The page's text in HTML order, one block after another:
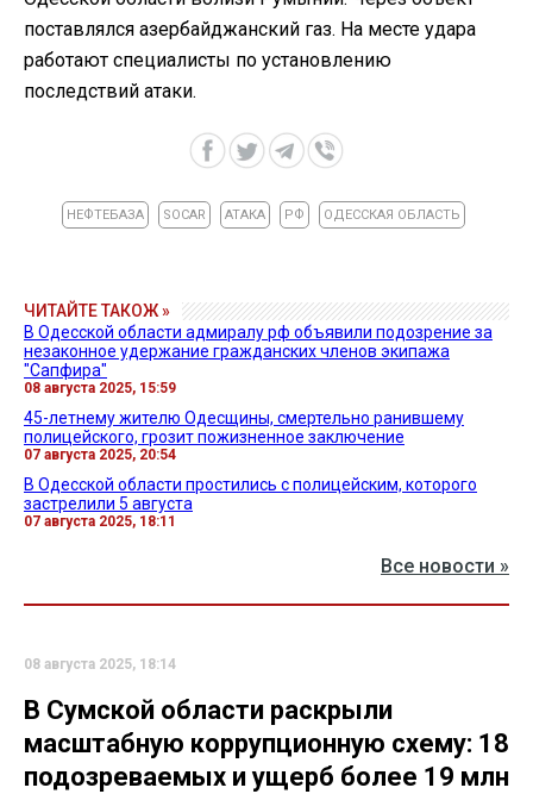
поставлялся азербайджанский газ. На месте удара
работают специалисты по установлению
последствий атаки.
НЕФТЕБАЗА SOCAR АТАКА РФ ОДЕССКАЯ ОБЛАСТЬ
ЧИТАЙТЕ ТАКОЖ »
В Одесской области адмиралу рф объявили подозрение за
незаконное удержание гражданских членов экипажа
"Сапфира"
08 августа 2025, 15:59
45-летнему жителю Одесщины, смертельно ранившему
полицейского, грозит пожизненное заключение
07 августа 2025, 20:54
В Одесской области простились с полицейским, которого
застрелили 5 августа
07 августа 2025, 18:11
Все новости »
08 августа 2025, 18:14
В Сумской области раскрыли
масштабную коррупционную схему: 18
подозреваемых и ущерб более 19 млн